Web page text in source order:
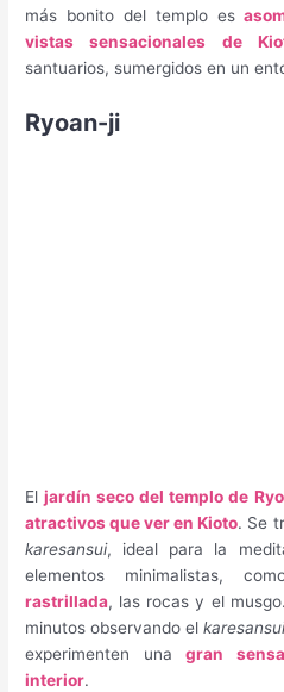
más bonito del templo es
vistas sensacionales de
santuarios, sumergidos en un
Ryoan-ji
Eljardín seco del templo de
atractivos que ver en Kioto. Se
karesansui, ideal para la
elementos minimalistas,
rastrillada, las rocas y el
minutos observando el
experimenten unagran
interior.